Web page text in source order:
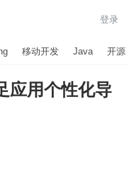
登录
移动开发 Java 开源
应用个性化导